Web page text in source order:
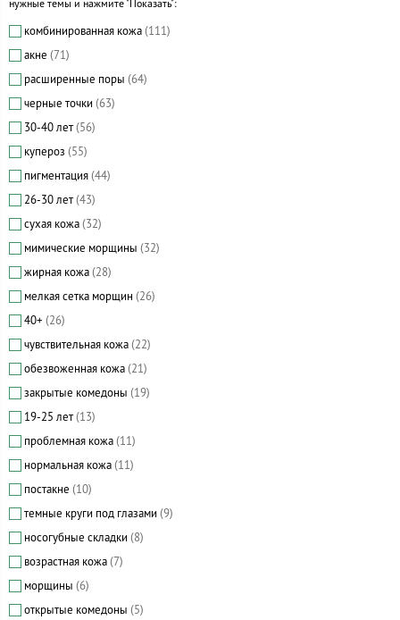
нужные темы и нажмите "Показать":
комбинированная кожа (111)
акне (71)
расширенные поры (64)
черные точки (63)
30-40 лет(56)
купероз (55)
пигментация (44)
26-30 лет(43)
сухая кожа (32)
мимические морщины (32)
жирная кожа (28)
мелкая сетка морщин (26)
40+ (26)
чувствительная кожа (22)
обезвоженная кожа (21)
закрытые комедоны (19)
19-25 лет(13)
проблемная кожа (11)
нормальная кожа (11)
постакне (10)
темные круги под глазами (9)
носогубные складки (8)
возрастная кожа (7)
морщины (6)
открытые комедоны (5)